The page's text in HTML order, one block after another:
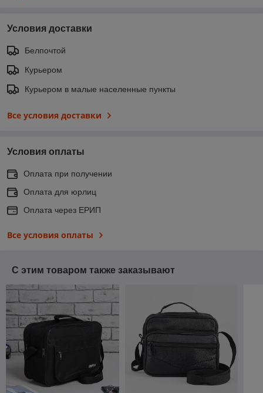
Условия доставки
Белпочтой
Курьером
Курьером в малые населенные пункты
Все условия доставки
Условия оплаты
Оплата при получении
Оплата для юрлиц
Оплата через ЕРИП
Все условия оплаты
С этим товаром также заказывают